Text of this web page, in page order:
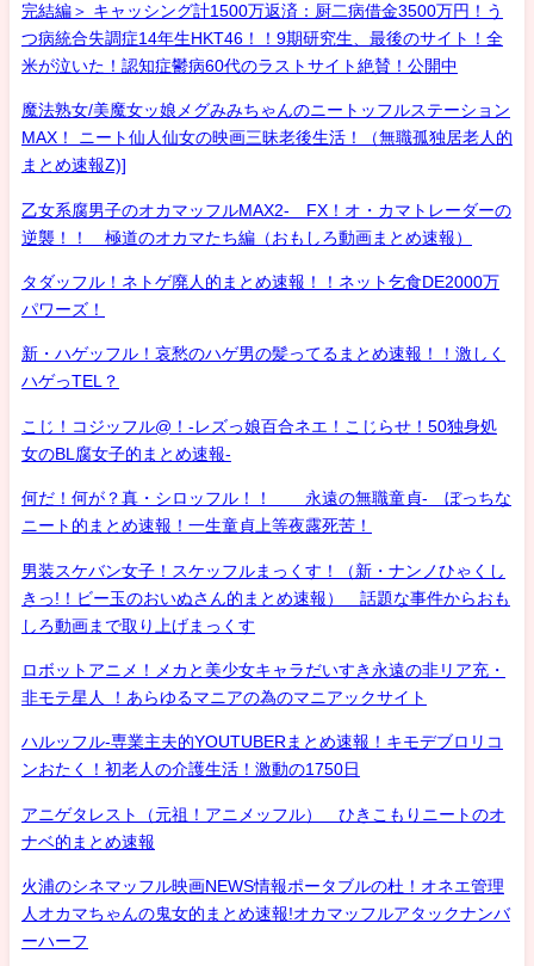
完結編＞ キャッシング計1500万返済：厨二病借金3500万円！う
つ病統合失調症14年生HKT46！！9期研究生、最後のサイト！全
米が泣いた！認知症鬱病60代のラストサイト絶賛！公開中
魔法熟女/美魔女ッ娘メグみみちゃんのニートッフルステーション
MAX！ ニート仙人仙女の映画三昧老後生活！（無職孤独居老人的
まとめ速報Z)]
乙女系腐男子のオカマッフルMAX2- FX！オ・カマトレーダーの
逆襲！！ 極道のオカマたち編（おもしろ動画まとめ速報）
タダッフル！ネトゲ廃人的まとめ速報！！ネット乞食DE2000万
パワーズ！
新・ハゲッフル！哀愁のハゲ男の髪ってるまとめ速報！！激しく
ハゲっTEL？
こじ！コジッフル@！-レズっ娘百合ネエ！こじらせ！50独身処
女のBL腐女子的まとめ速報-
何だ！何が？真・シロッフル！！ 永遠の無職童貞- ぼっちな
ニート的まとめ速報！一生童貞上等夜露死苦！
男装スケバン女子！スケッフルまっくす！（新・ナンノひゃくし
きっ!！ビー玉のおいぬさん的まとめ速報） 話題な事件からおも
しろ動画まで取り上げまっくす
ロボットアニメ！メカと美少女キャラだいすき永遠の非リア充・
非モテ星人 ！あらゆるマニアの為のマニアックサイト
ハルッフル-専業主夫的YOUTUBERまとめ速報！キモデブロリコ
ンおたく！初老人の介護生活！激動の1750日
アニゲタレスト（元祖！アニメッフル） ひきこもりニートのオ
ナベ的まとめ速報
火浦のシネマッフル映画NEWS情報ポータブルの杜！オネエ管理
人オカマちゃんの鬼女的まとめ速報!オカマッフルアタックナンバ
ーハーフ